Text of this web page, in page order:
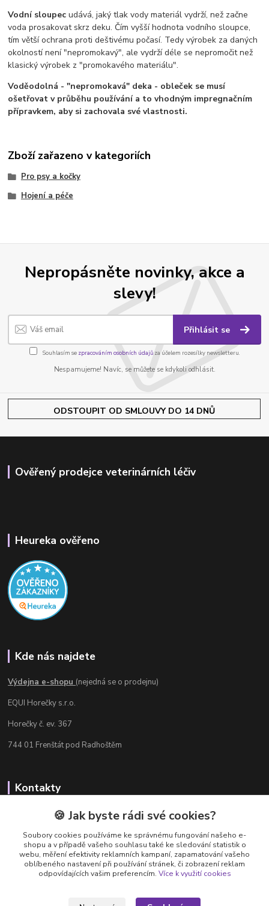
Vodní sloupecudává, jaký tlak vody materiál vydrží, než začne
voda prosakovat skrz deku. Čím vyšší hodnota vodního sloupce,
tím větší ochrana proti deštivému počasí. Tedy výrobek za daných
okolností není "nepromokavý", ale vydrží déle se nepromočit než
klasický výrobek z "promokavého materiálu".
Voděodolná - "nepromokavá" deka - obleček se musí
ošetřovat v průběhu používání a to vhodným impregnačním
přípravkem, aby si zachovala své vlastnosti.
Zboží zařazeno v kategoriích
Pro psy a kočky
Hojení a péče
Nepropásněte novinky, akce a
slevy!
Přihlásit se
Souhlasím se zpracováním osobních údajůza účelem rozesílky newsletteru.
Nespamujeme! Navíc, se můžete se kdykoli odhlásit.
ODSTOUPIT OD SMLOUVY DO 14 DNŮ
Ověřený prodejce veterinárních léčiv
Heureka ověřeno
Kde nás najdete
Výdejna e-shopu (nejedná se o prodejnu)
EQUI Horečky s.r.o.
Horečky č. ev. 367
744 01 Frenštát pod Radhoštěm
Kontakty
Radka Chamrádová
+420 737 484 708
Výdejna e-shopu: Po-Ne, 8-20 hod.
info@equi-horecky.cz
🍪 Jak byste rádi své cookies?
Soubory cookies používáme ke správnému fungování našeho e-
shopu a v případě vašeho souhlasu také ke sledování statistik o
webu, měření efektivity reklamních kampaní, zapamatování vašeho
oblíbeného nastavení při používání stránek, či zobrazení reklam
odpovídajících vašim preferencím. Více k využití cookies